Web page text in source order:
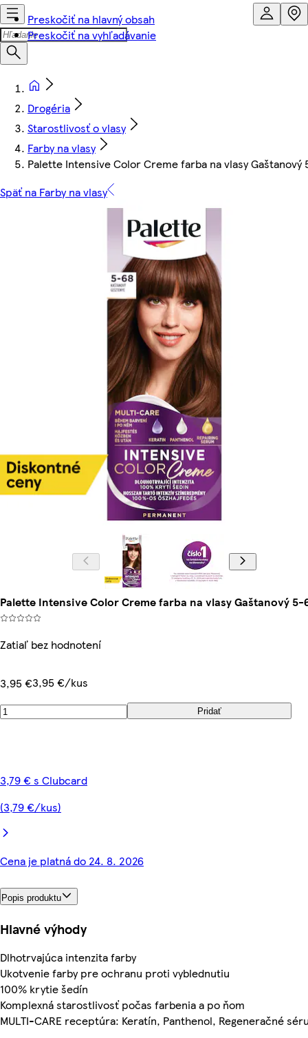
Preskočiť na hlavný obsah
Preskočiť na vyhľadávanie
Drogéria
Starostlivosť o vlasy
Farby na vlasy
Palette Intensive Color Creme farba na vlasy Gaštanový
Späť na Farby na vlasy
Palette Intensive Color Creme farba na vlasy Gaštanový 5-
Zatiaľ bez hodnotení
3,95 €3,95 €/kus
Pridať
3,79 € s Clubcard
(3,79 €/kus)
Cena je platná do 24. 8. 2026
Popis produktu
Hlavné výhody
Dlhotrvajúca intenzita farby
Ukotvenie farby pre ochranu proti vyblednutiu
100% krytie šedín
Komplexná starostlivosť počas farbenia a po ňom
MULTI-CARE receptúra: Keratín, Panthenol, Regeneračné